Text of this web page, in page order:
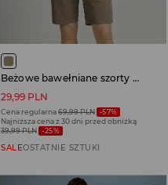
Beżowe bawełniane szorty chino
29,99 PLN
Cena regularna69,99 PLN -57%
Najniższa cena z 30 dni przed obniżką
39,99 PLN -25%
SALEOSTATNIE SZTUKI